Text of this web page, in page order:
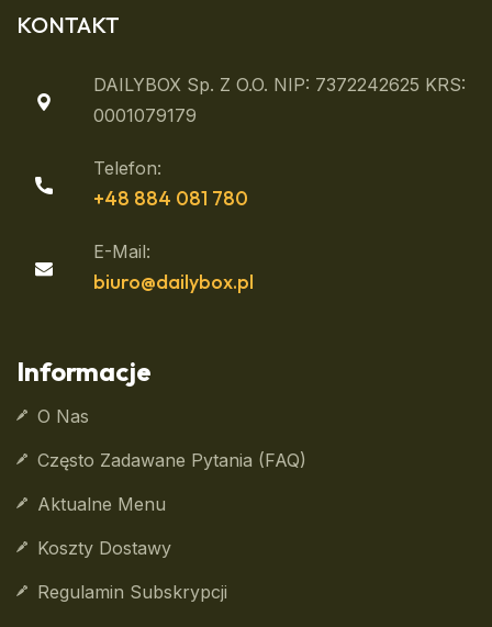
KONTAKT
DAILYBOX Sp. Z O.o. NIP: 7372242625 KRS:
0001079179
Telefon:
+48 884 081 780
E-Mail:
biuro@dailybox.pl
Informacje
O Nas
Często Zadawane Pytania (FAQ)
Aktualne Menu
Koszty Dostawy
Regulamin Subskrypcji